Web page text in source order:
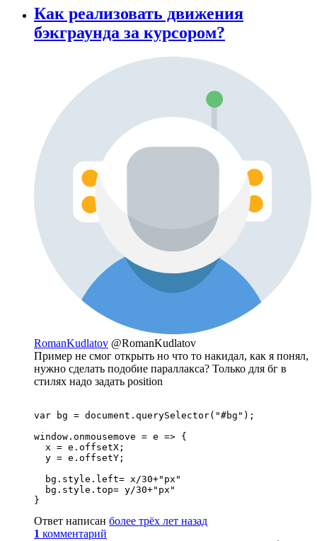
Как реализовать движения
бэкграунда за курсором?
RomanKudlatov @RomanKudlatov
Пример не смог открыть но что то накидал, как я понял,
нужно сделать подобие параллакса? Только для бг в
стилях надо задать position
var bg = document.querySelector("#bg");
window.onmousemove = e => {
  x = e.offsetX;
  y = e.offsetY;
  bg.style.left= x/30+"px"
  bg.style.top= y/30+"px"
}
Ответ написан более трёх лет назад
1 комментарий